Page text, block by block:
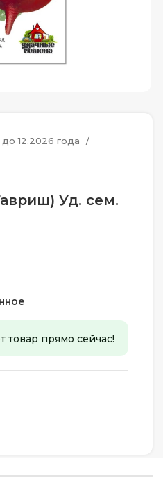
12.2026 года
Уд. сем.
товар прямо сейчас!